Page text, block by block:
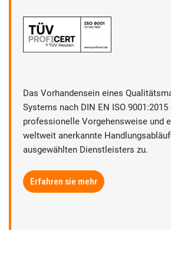
Das Vorhandensein eines
Systems nach DIN EN ISO
professionelle Vorgehensweise und
weltweit anerkannte
ausgewählten Dienstleisters zu.
Erfahren sie mehr